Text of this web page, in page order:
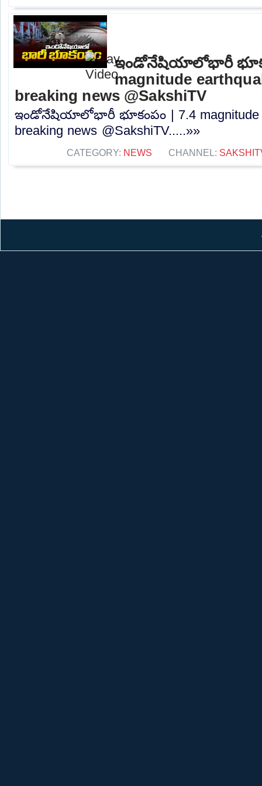
ఇండోనేషియాలోభారీ
magnitude
breaking news @SakshiTV
ఇండోనేషియాలోభారీ భూకంపం | 7.4 magnitude
breaking news @SakshiTV.....»»
CATEGORY: NEWS CHANNEL: